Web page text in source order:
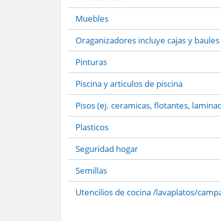
Muebles
Oraganizadores incluye cajas y baules
Pinturas
Piscina y articulos de piscina
Pisos (ej. ceramicas, flotantes,
Plasticos
Seguridad hogar
Semillas
Utencilios de cocina /lavaplatos/